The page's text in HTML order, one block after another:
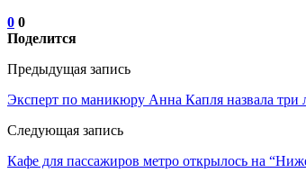
0 0
Поделится
Предыдущая запись
Эксперт по маникюру Анна Капля назвала три
Следующая запись
Кафе для пассажиров метро открылось на